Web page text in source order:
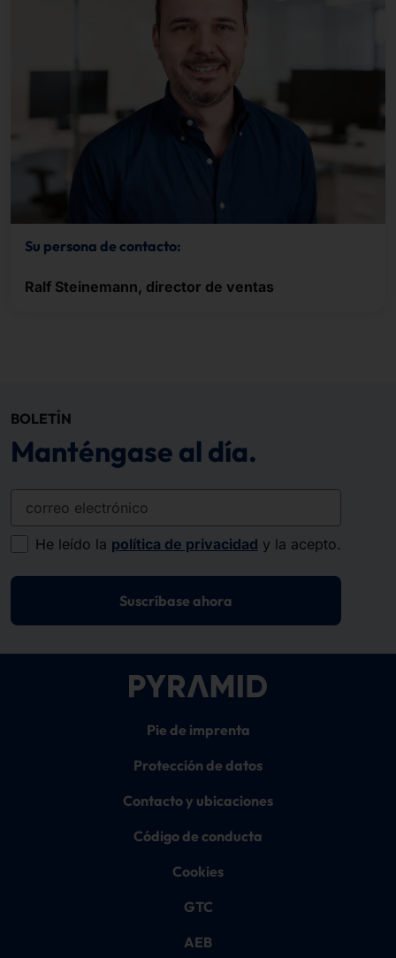
Su persona de contacto:
Ralf Steinemann, director de ventas
BOLETÍN
Manténgase al día.
correo electrónico
He leído la política de privacidad y la acepto.
Suscríbase ahora
Pie de imprenta
Protección de datos
Contacto y ubicaciones
Código de conducta
Cookies
GTC
AEB